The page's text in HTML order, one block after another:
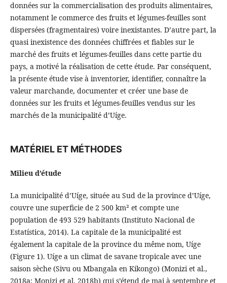
données sur la commercialisation des produits alimentaires,
notamment le commerce des fruits et légumes-feuilles sont
dispersées (fragmentaires) voire inexistantes. D’autre part, la
quasi inexistence des données chiffrées et fiables sur le
marché des fruits et légumes-feuilles dans cette partie du
pays, a motivé la réalisation de cette étude. Par conséquent,
la présente étude vise à inventorier, identifier, connaître la
valeur marchande, documenter et créer une base de
données sur les fruits et légumes-feuilles vendus sur les
marchés de la municipalité d’Uíge.
MATÉRIEL ET MÉTHODES
Milieu d’étude
La municipalité d’Uíge, située au Sud de la province d’Uíge,
couvre une superficie de 2 500 km² et compte une
population de 493 529 habitants (Instituto Nacional de
Estatística, 2014). La capitale de la municipalité est
également la capitale de la province du même nom, Uíge
(Figure 1). Uíge a un climat de savane tropicale avec une
saison sèche (Sivu ou Mbangala en Kikongo) (Monizi et al.,
2018a; Monizi et al, 2018b) qui s’étend de mai à septembre et